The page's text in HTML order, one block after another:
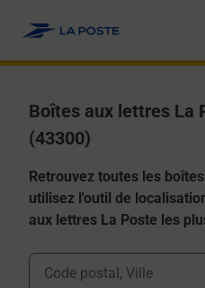
Boîtes aux lettres La
(43300)
Retrouvez toutes les
utilisez l'outil de
aux lettres La Poste les
Ville, Département, Code